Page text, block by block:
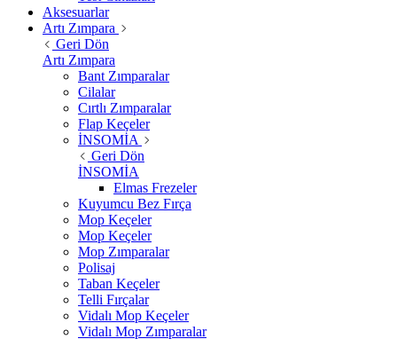
Aksesuarlar
Artı Zımpara
Geri Dön
Artı Zımpara
Bant Zımparalar
Cilalar
Cırtlı Zımparalar
Flap Keçeler
İNSOMİA
Geri Dön
İNSOMİA
Elmas Frezeler
Kuyumcu Bez Fırça
Mop Keçeler
Mop Keçeler
Mop Zımparalar
Polisaj
Taban Keçeler
Telli Fırçalar
Vidalı Mop Keçeler
Vidalı Mop Zımparalar